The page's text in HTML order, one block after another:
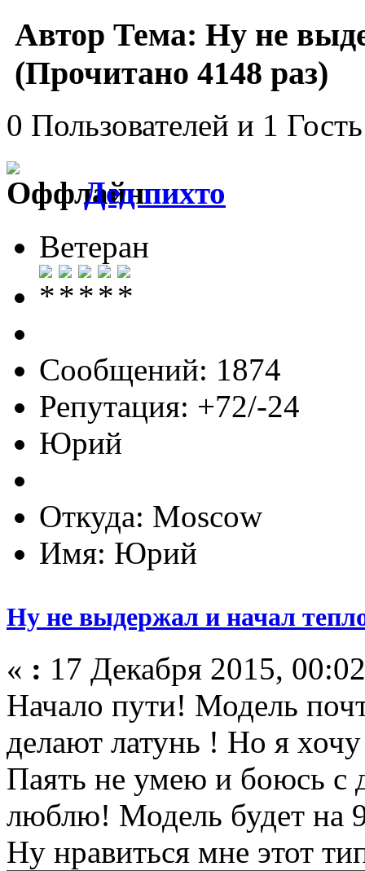
Автор Тема: Ну не
(Прочитано 4148 раз)
0 Пользователей и 1
Дед пихто
Ветеран
Сообщений: 1874
Репутация: +72/-24
Юрий
Откуда: Moscow
Имя: Юрий
Ну не выдержал и начал
« : 17 Декабря 2015,
Начало пути! Модель
делают латунь ! Но я
Паять не умею и боюсь с
люблю! Модель будет на
Ну нравиться мне этот